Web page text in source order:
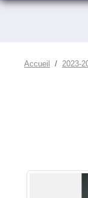
Accueil 2023-